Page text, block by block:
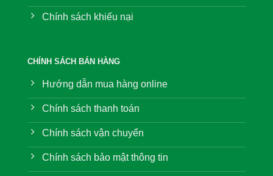
Chính sách khiếu nại
CHÍNH SÁCH BÁN HÀNG
Hướng dẫn mua hàng online
Chính sách thanh toán
Chính sách vận chuyển
Chính sách bảo mật thông tin